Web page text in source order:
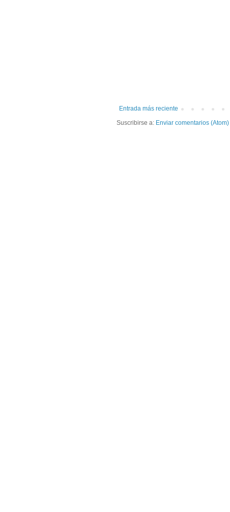
Entrada más reciente
Suscribirse a: Enviar comentarios (Atom)